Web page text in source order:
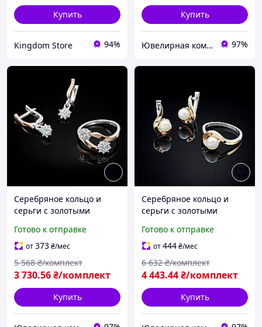
Купить
Kingdom Store 94%
Купить
Ювелирная компания "DIVA" 97%
Серебряное кольцо и
серьги с золотыми
Готово к отправке
от373₴/мес
3 730.56₴/комплект
5 568 ₴/комплект
Купить
Серебряное кольцо и
серьги с золотыми
Готово к отправке
от444₴/мес
4 443.44₴/комплект
6 632 ₴/комплект
Купить